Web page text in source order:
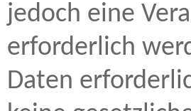
jedoch eine
erforderlich
Daten